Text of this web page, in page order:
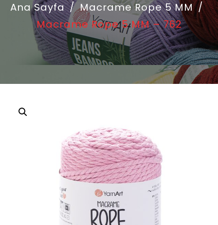
Ana Sayfa / Macrame Rope 5 MM /
Macrame Rope 5 MM – 762